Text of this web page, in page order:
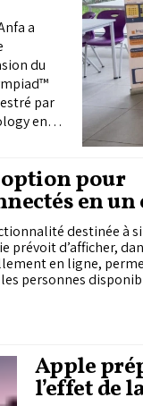
a
du
par
en
ils
pour
en un
destinée à
prévoit d’afficher,
en ligne,
personnes
Apple
l’effet de